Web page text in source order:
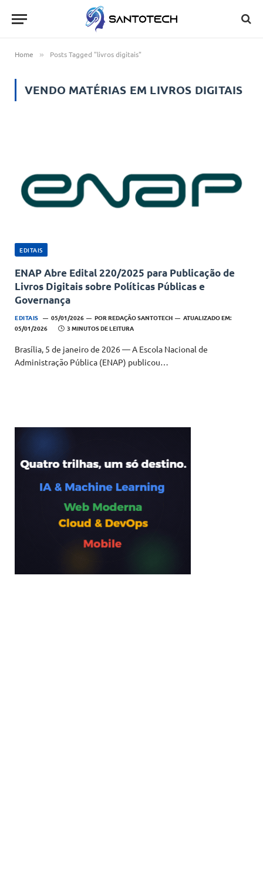
Home » Posts Tagged "livros digitais"
VENDO MATÉRIAS EM LIVROS DIGITAIS
EDITAIS
ENAP Abre Edital 220/2025 para Publicação de
Livros Digitais sobre Políticas Públicas e
Governança
EDITAIS 05/01/2026 POR REDAÇÃO SANTOTECH
ATUALIZADO EM:
05/01/2026
3 MINUTOS DE LEITURA
Brasília, 5 de janeiro de 2026 — A Escola Nacional de
Administração Pública (ENAP) publicou…